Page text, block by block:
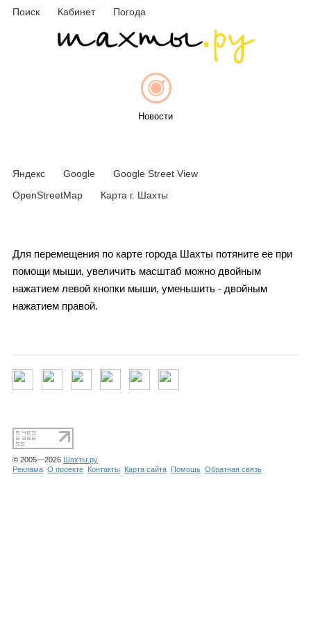
Поиск Кабинет Погода
Новости
Объявления
Инфо
Яндекс Google
Google Street View
OpenStreetMap
Карта г. Шахты
Для перемещения по карте города Шахты потяните ее при
помощи мыши, увеличить масштаб можно двойным
нажатием левой кнопки мыши, уменьшить - двойным
нажатием правой.
© 2005—2026 Шахты.ру
Реклама О проекте Контакты Карта сайта Помощь Обратная связь